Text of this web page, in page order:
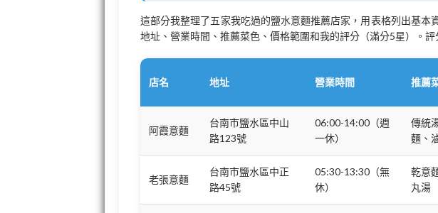
這部分我整理了五家我吃過的鹽水意麵推薦店家，用表格列出基本
地址、營業時間、推薦菜色、價格範圍和我的評分（滿分5星）。評
店名 地址 營業時間 推薦
阿霞意麵
台南市鹽水區中山
路123號
06:00-14:00（週
一休）
傳統
麵、
老張意麵
台南市鹽水區中正
路45號
05:30-13:30（無
休）
乾意
丸湯